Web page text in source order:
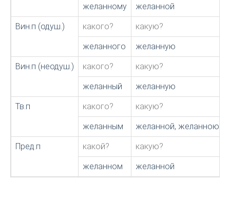
желанному желанной
Вин.п (одуш.) какого? какую?
желанного желанную
Вин.п (неодуш.) какого? какую?
желанный желанную
Тв.п какого? какую?
желанным желанной, желанною
Пред.п какой? какую?
желанном желанной